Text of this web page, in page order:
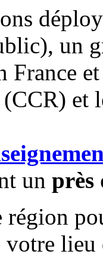
un
France
(CCR) et
un près
lieu